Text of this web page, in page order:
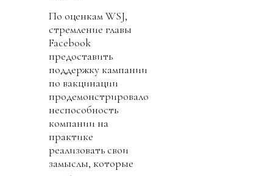
По оценкам WSJ,
стремление главы
Facebook
предоставить
поддержку кампании
по вакцинации
продемонстрировало
неспособность
компании на
практике
реализовать свои
замыслы, которые